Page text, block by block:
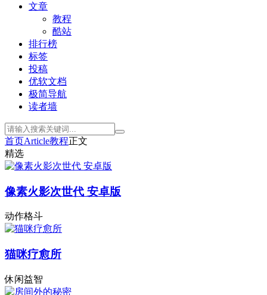
文章
教程
酷站
排行榜
标签
投稿
优软文档
极简导航
读者墙
首页Article教程正文
精选
像素火影次世代 安卓版
动作格斗
猫咪疗愈所
休闲益智